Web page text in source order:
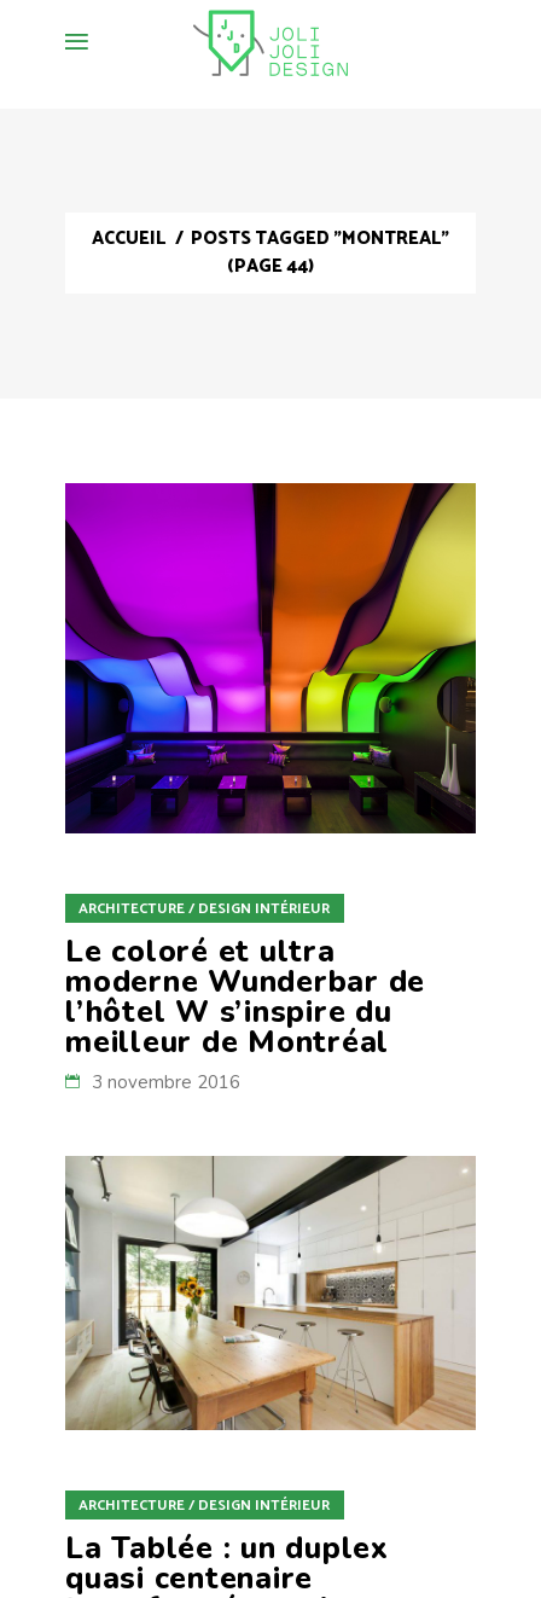
ACCUEIL / POSTS TAGGED "MONTREAL"
(PAGE 44)
ARCHITECTURE / DESIGN INTÉRIEUR
Le coloré et ultra
moderne Wunderbar de
l’hôtel W s’inspire du
meilleur de Montréal
3 novembre 2016
ARCHITECTURE / DESIGN INTÉRIEUR
La Tablée : un duplex
quasi centenaire